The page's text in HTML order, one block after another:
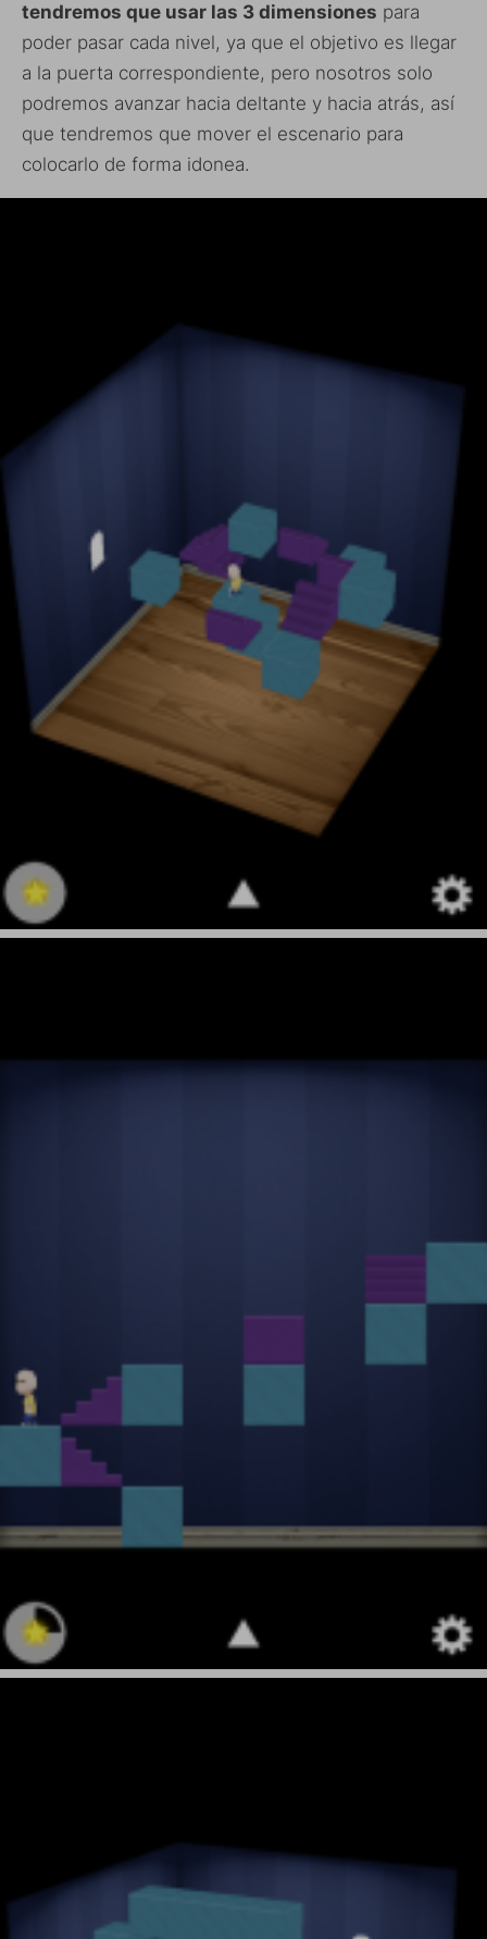
tendremos que usar las 3 dimensiones para
poder pasar cada nivel, ya que el objetivo es llegar
a la puerta correspondiente, pero nosotros solo
podremos avanzar hacia deltante y hacia atrás, así
que tendremos que mover el escenario para
colocarlo de forma idonea.